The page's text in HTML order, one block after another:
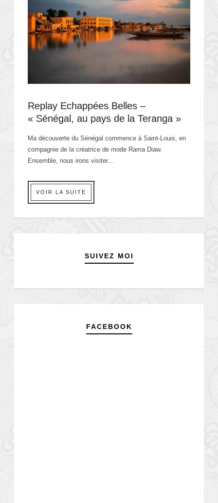
Replay Echappées Belles –
« Sénégal, au pays de la Teranga »
Ma découverte du Sénégal commence à Saint-Louis, en
compagnie de la créatrice de mode Rama Diaw.
Ensemble, nous irons visiter...
VOIR LA SUITE
SUIVEZ MOI
FACEBOOK